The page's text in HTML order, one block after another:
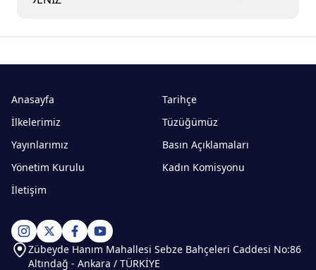
Anasayfa
Tarihçe
İlkelerimiz
Tüzüğümüz
Yayınlarımız
Basın Açıklamaları
Yönetim Kurulu
Kadın Komisyonu
İletişim
Zübeyde Hanım Mahallesi Sebze Bahçeleri Caddesi No:86
Altındağ - Ankara / TÜRKİYE